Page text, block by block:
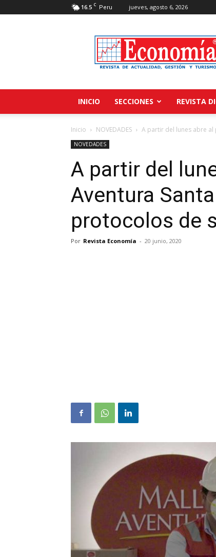
16.5 C Peru jueves, agosto 6, 2026
Revista
Economía
INICIO SECCIONES REVISTA
Inicio NOVEDADES A partir del lunes abre al
NOVEDADES
A partir del
Aventura
protocolos de
Por Revista Economía - 20 junio, 2020